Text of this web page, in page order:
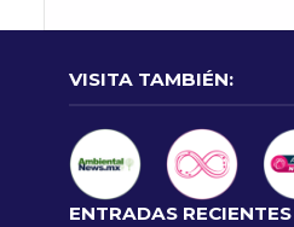
VISITA TAMBIÉN:
ENTRADAS RECIENTES